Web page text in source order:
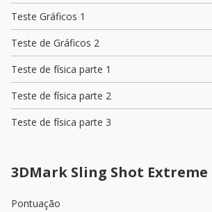
Teste Gráficos 1
Teste de Gráficos 2
Teste de física parte 1
Teste de física parte 2
Teste de física parte 3
3DMark Sling Shot
Pontuação